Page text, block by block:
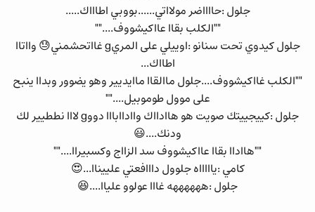
جلول :حااااضر مولااتي......بووبي اطاااك.....
""الكلب بقاا عااكيشووف....""
جلول كيدوي تحت سنانو :اوييلي على المريg غااتحشمني😓 وااتاا
اطااك...
""الكلب غااكيشووف....جلول ماالقاا ماايديير وهو يضوور وبداا ينبح
على موول طوموبيل....""
جلول :كييجييتك صويت هو هاادااك وااداابااا دووg لااا نططيير لك
ودنك....😃
""هااداا بقاا عااكيشووف سد الزااج وكسبيراا....""
كامي :ياااااه جلوول دااافعتي علييناا...😍
جلول :ههههههه غااا عولوو علياا....😆